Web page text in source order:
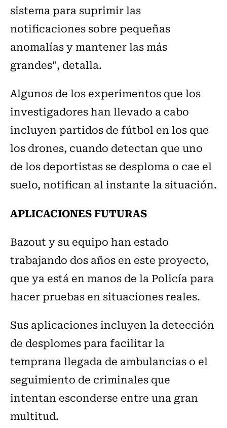
sistema para suprimir las
notificaciones sobre pequeñas
anomalías y mantener las más
grandes", detalla.
Algunos de los experimentos que los
investigadores han llevado a cabo
incluyen partidos de fútbol en los que
los drones, cuando detectan que uno
de los deportistas se desploma o cae el
suelo, notifican al instante la situación.
APLICACIONES FUTURAS
Bazout y su equipo han estado
trabajando dos años en este proyecto,
que ya está en manos de la Policía para
hacer pruebas en situaciones reales.
Sus aplicaciones incluyen la detección
de desplomes para facilitar la
temprana llegada de ambulancias o el
seguimiento de criminales que
intentan esconderse entre una gran
multitud.